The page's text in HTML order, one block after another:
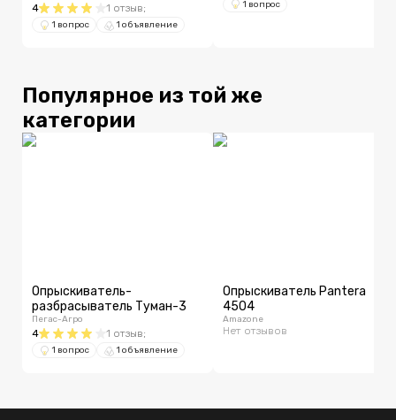
4 1 отзыв;
1 вопрос 1 объявление
1 вопрос
Популярное из той же
категории
Опрыскиватель-
разбрасыватель Туман-3
Пегас-Агро
4 1 отзыв;
1 вопрос 1 объявление
Опрыскиватель Pantera
4504
Amazone
Нет отзывов